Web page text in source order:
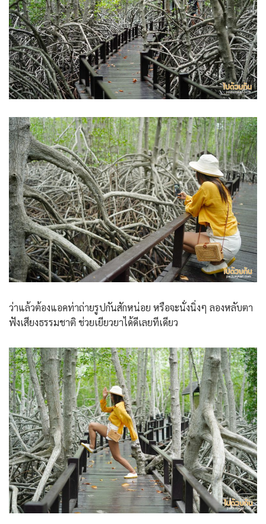
ว่าแล้วต้องแอคท่าถ่ายรูปกันสักหน่อย หรือจะนั่งนิ่งๆ ลองหลับตา
ฟังเสียงธรรมชาติ ช่วยเยียวยาได้ดีเลยทีเดียว